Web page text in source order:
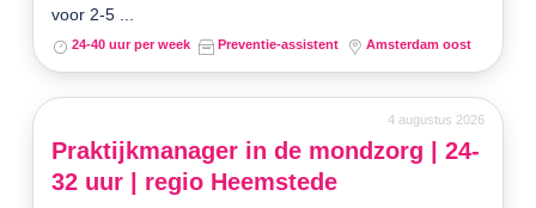
voor 2-5 ...
24-40 uur per week Preventie-assistent Amsterdam oost
4 augustus 2026
Praktijkmanager in de mondzorg | 24-
32 uur | regio Heemstede